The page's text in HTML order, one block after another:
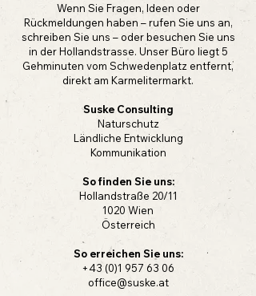
Wenn Sie Fragen, Ideen oder
Rückmeldungen haben – rufen Sie uns an,
schreiben Sie uns – oder besuchen Sie uns
in der Hollandstrasse. Unser Büro liegt 5
Gehminuten vom Schwedenplatz entfernt,
direkt am Karmelitermarkt.
Suske Consulting
Naturschutz
Ländliche Entwicklung
Kommunikation
So finden Sie uns:
Hollandstraße 20/11
1020 Wien
Österreich
So erreichen Sie uns:
+43 (0)1 957 63 06
office@suske.at